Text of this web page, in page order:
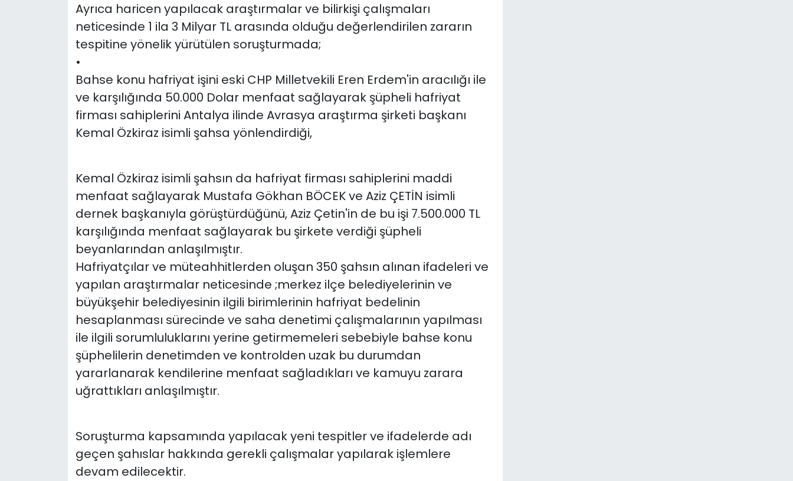
Ayrıca haricen yapılacak araştırmalar ve bilirkişi çalışmaları
neticesinde 1 ila 3 Milyar TL arasında olduğu değerlendirilen zararın
tespitine yönelik yürütülen soruşturmada;
•
Bahse konu hafriyat işini eski CHP Milletvekili Eren Erdem'in aracılığı ile
ve karşılığında 50.000 Dolar menfaat sağlayarak şüpheli hafriyat
firması sahiplerini Antalya ilinde Avrasya araştırma şirketi başkanı
Kemal Özkiraz isimli şahsa yönlendirdiği,
Kemal Özkiraz isimli şahsın da hafriyat firması sahiplerini maddi
menfaat sağlayarak Mustafa Gökhan BÖCEK ve Aziz ÇETİN isimli
dernek başkanıyla görüştürdüğünü, Aziz Çetin'in de bu işi 7.500.000 TL
karşılığında menfaat sağlayarak bu şirkete verdiği şüpheli
beyanlarından anlaşılmıştır.
Hafriyatçılar ve müteahhitlerden oluşan 350 şahsın alınan ifadeleri ve
yapılan araştırmalar neticesinde ;merkez ilçe belediyelerinin ve
büyükşehir belediyesinin ilgili birimlerinin hafriyat bedelinin
hesaplanması sürecinde ve saha denetimi çalışmalarının yapılması
ile ilgili sorumluluklarını yerine getirmemeleri sebebiyle bahse konu
şüphelilerin denetimden ve kontrolden uzak bu durumdan
yararlanarak kendilerine menfaat sağladıkları ve kamuyu zarara
uğrattıkları anlaşılmıştır.
Soruşturma kapsamında yapılacak yeni tespitler ve ifadelerde adı
geçen şahıslar hakkında gerekli çalışmalar yapılarak işlemlere
devam edilecektir.